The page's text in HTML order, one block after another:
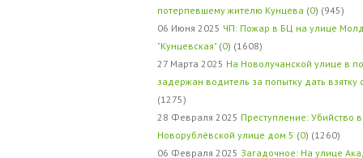
потерпевшему жителю Кунцева (0) (945)
06 Июня 2025 ЧП: Пожар в БЦ на улице
"Кунцевская" (0) (1608)
27 Марта 2025 На Новолучанской улице в
задержан водитель за попытку дать
(1275)
28 Февраля 2025 Преступление: Убийство
Новорублёвской улице дом 5 (0) (1260)
06 Февраля 2025 Загадочное: На улице